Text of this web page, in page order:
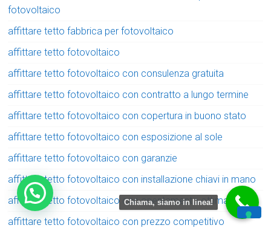
fotovoltaico
affittare tetto fabbrica per fotovoltaico
affittare tetto fotovoltaico
affittare tetto fotovoltaico con consulenza gratuita
affittare tetto fotovoltaico con contratto a lungo termine
affittare tetto fotovoltaico con copertura in buono stato
affittare tetto fotovoltaico con esposizione al sole
affittare tetto fotovoltaico con garanzie
affittare tetto fotovoltaico con installazione chiavi in mano
affittare tetto fotovoltaico con orientamento ottimale
affittare tetto fotovoltaico con prezzo competitivo
Chiama, siamo in linea!